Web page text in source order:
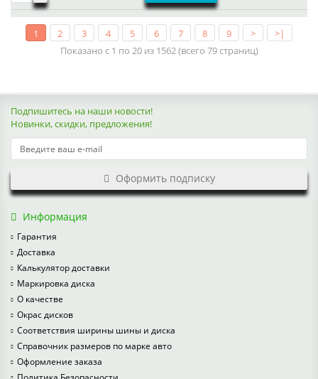
1 2 3 4 5 6 7 8 9 >
>|
Показано с 1 по 20 из 1562 (всего 79 страниц)
Подпишитесь на наши новости!
Новинки, скидки, предложения!
Оформить подписку
Информация
Гарантия
Доставка
Калькулятор доставки
Маркировка диска
О качестве
Окрас дисков
Соответствия ширины шины и диска
Справочник размеров по марке авто
Оформление заказа